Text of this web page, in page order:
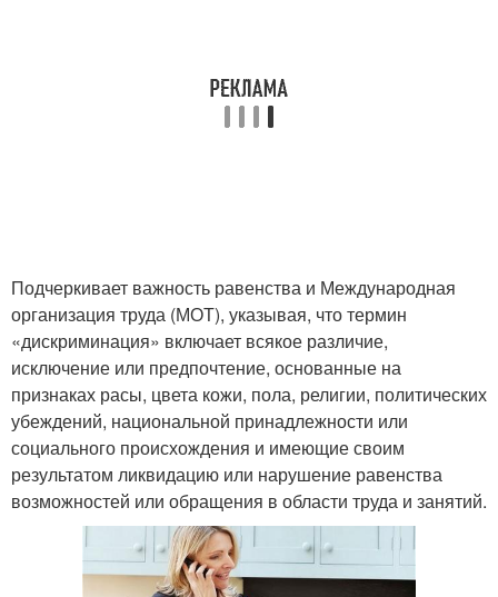
Подчеркивает важность равенства и Международная
организация труда (МОТ), указывая, что термин
«дискриминация» включает всякое различие,
исключение или предпочтение, основанные на
признаках расы, цвета кожи, пола, религии, политических
убеждений, национальной принадлежности или
социального происхождения и имеющие своим
результатом ликвидацию или нарушение равенства
возможностей или обращения в области труда и занятий.